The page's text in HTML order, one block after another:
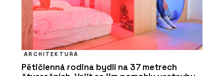
ARCHITEKTURA
Pětičlenná rodina bydlí na 37 metrech